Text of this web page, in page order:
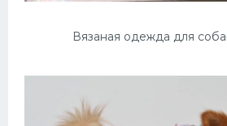
Вязаная одежда для